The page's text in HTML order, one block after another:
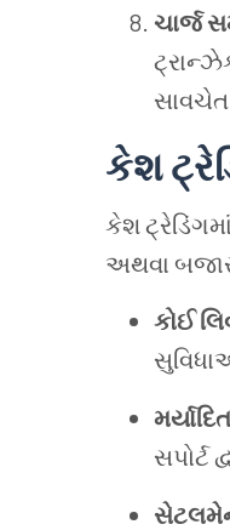
ચાર્જ
સાવચેત
કેશ
કેશ
અથવા
કોઈ
સપોર્ટ